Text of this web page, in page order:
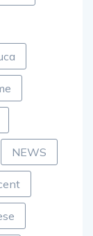
NEWS